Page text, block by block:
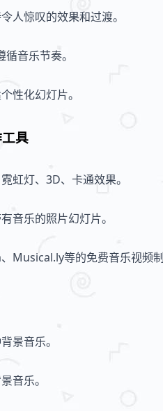
人惊叹的效果和过渡。
音乐节奏。
性化幻灯片。
具
虹灯、3D、卡通效果。
音乐的照片幻灯片。
Musical.ly等的免费音乐视频
景音乐。
音乐。